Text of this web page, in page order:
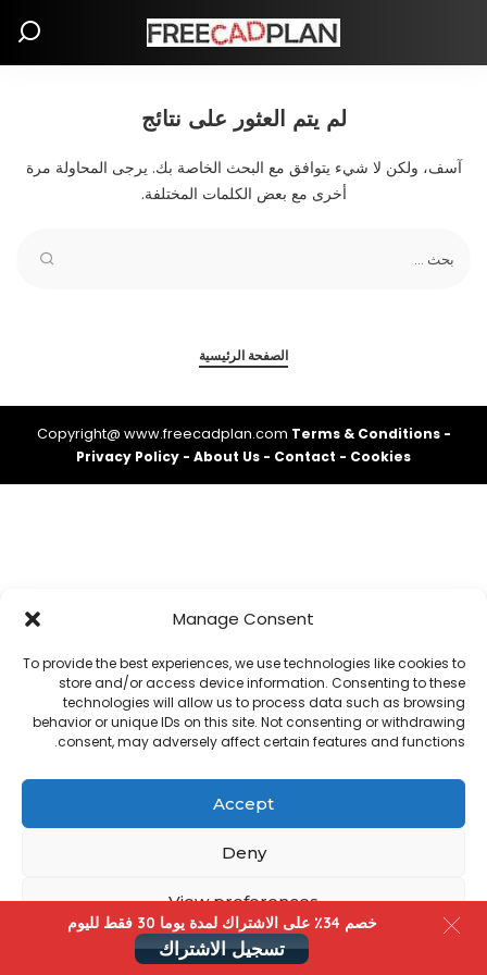
Manage Consent
To provide the best experiences, we use technologies like cookies to
store and/or access device information. Consenting to these
technologies will allow us to process data such as browsing
behavior or unique IDs on this site. Not consenting or withdrawing
consent, may adversely affect certain features and functions.
Accept
Deny
View preferences
Cookiesسياسة الخصوصية
لم يتم العثور على نتائج
آسف، ولكن لا شيء يتوافق مع البحث الخاصة بك. يرجى المحاولة مرة
أخرى مع بعض الكلمات المختلفة.
الصفحة الرئيسية
Copyright@ www.freecadplan.com Terms & Conditions -
Privacy Policy - About Us - Contact - Cookies
خصم 34٪ على الاشتراك لمدة یوما 30 فقط لليوم
تسجيل الاشتراك